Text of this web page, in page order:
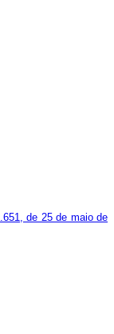
de 25 de maio de